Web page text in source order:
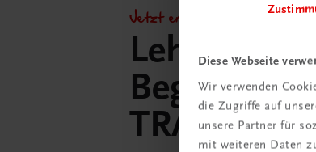
Diese Webseite
Wir verwenden
die Zugriffe auf
unsere Partner für
mit weiteren Daten
Jetzt entdecken!
Lehrer/